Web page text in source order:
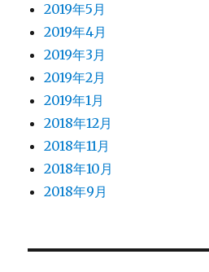
2019年5月
2019年4月
2019年3月
2019年2月
2019年1月
2018年12月
2018年11月
2018年10月
2018年9月